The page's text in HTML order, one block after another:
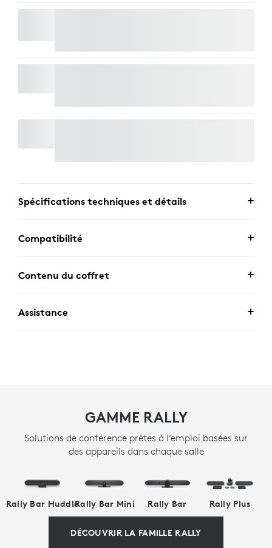
Spécifications techniques et détails
Compatibilité
Contenu du coffret
Assistance
GAMME RALLY
Solutions de conférence prêtes à l’emploi basées sur
des appareils dans chaque salle
Rally Bar HuddleRally Bar Mini Rally Bar Rally Plus
DÉCOUVRIR LA FAMILLE RALLY